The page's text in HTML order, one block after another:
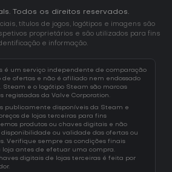
Todos os direitos reservados.
títulos de jogos, logótipos e imagens são
proprietários e são utilizados para fins
e informação.
é um serviço independente de comparação
de ofertas e não é afiliado nem endossado
Steam e o logótipo Steam são marcas
registadas da Valve Corporation.
publicamente disponíveis da Steam e
de lojas terceiras para fins
produtos ou chaves digitais e não
ou validade das ofertas ou
Verifique sempre as condições finais
antes de efetuar uma compra.
digitais de lojas terceiras é feita por